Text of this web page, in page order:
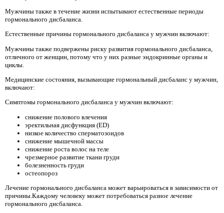
Мужчины также в течение жизни испытывают естественные периоды
гормонального дисбаланса.
Естественные причины гормонального дисбаланса у мужчин включают:
Мужчины также подвержены риску развития гормонального дисбаланса,
отличного от женщин, потому что у них разные эндокринные органы и
циклы.
Медицинские состояния, вызывающие гормональный дисбаланс у мужчин,
включают:
Симптомы гормонального дисбаланса у мужчин включают:
снижение полового влечения
эректильная дисфункция (ED)
низкое количество сперматозоидов
снижение мышечной массы
снижение роста волос на теле
чрезмерное развитие ткани груди
болезненность груди
остеопороз
Лечение гормонального дисбаланса может варьироваться в зависимости от
причины.Каждому человеку может потребоваться разное лечение
гормонального дисбаланса.